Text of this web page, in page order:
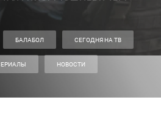
БАЛАБОЛ СЕГОДНЯ НА ТВ
НОВОСТИ